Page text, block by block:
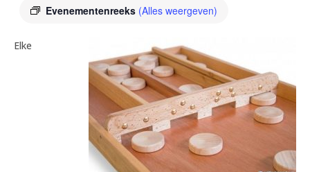
Evenementenreeks (Alles weergeven)
Elke